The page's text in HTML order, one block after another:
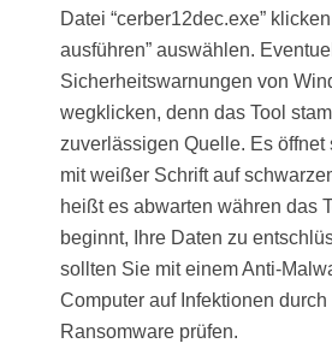
Datei “cerber12dec.exe”
ausführen” auswählen.
Sicherheitswarnungen von
wegklicken, denn das Tool
zuverlässigen Quelle. Es
mit weißer Schrift auf
heißt es abwarten währen das
beginnt, Ihre Daten zu
sollten Sie mit einem Anti-
Computer auf Infektionen
Ransomware prüfen.